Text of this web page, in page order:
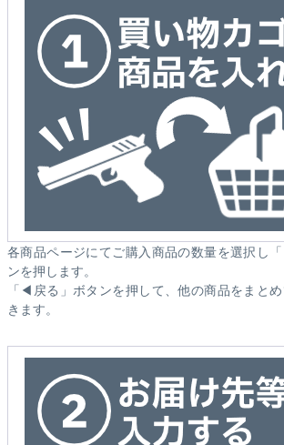
各商品ページにてご購入商品の数量を選択し
ンを押します。
「◀戻る」ボタンを押して、他の商品をまと
きます。